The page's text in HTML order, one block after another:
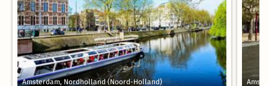
Amsterdam, Nordholland (Noord-Holland)